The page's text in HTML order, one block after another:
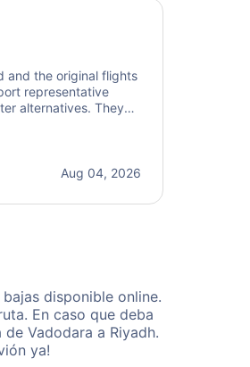
and the original flights
representative
alternatives. They
I'm grateful for the
Aug 04, 2026
disponible online.
En caso que deba
Vadodara a Riyadh.
ya!